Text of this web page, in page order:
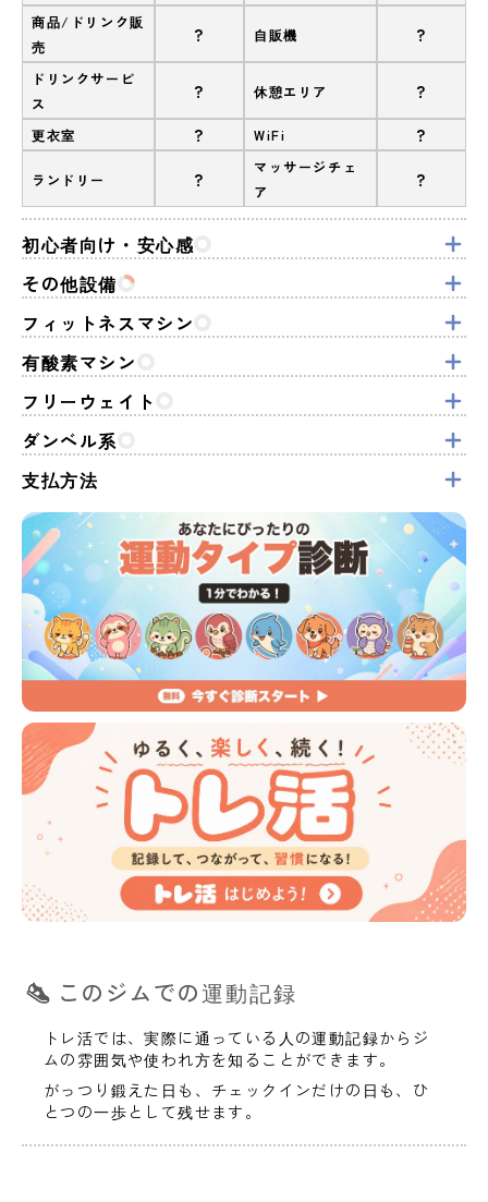
商品/ドリンク販
売
? 自販機 ?
ドリンクサービ
ス
? 休憩エリア ?
更衣室 ? WiFi ?
ランドリー ?
マッサージチェ
ア
?
初心者向け・安心感
その他設備
フィットネスマシン
有酸素マシン
フリーウェイト
ダンベル系
支払方法
このジムでの運動記録
トレ活では、実際に通っている人の運動記録からジ
ムの雰囲気や使われ方を知ることができます。
がっつり鍛えた日も、チェックインだけの日も、ひ
とつの一歩として残せます。